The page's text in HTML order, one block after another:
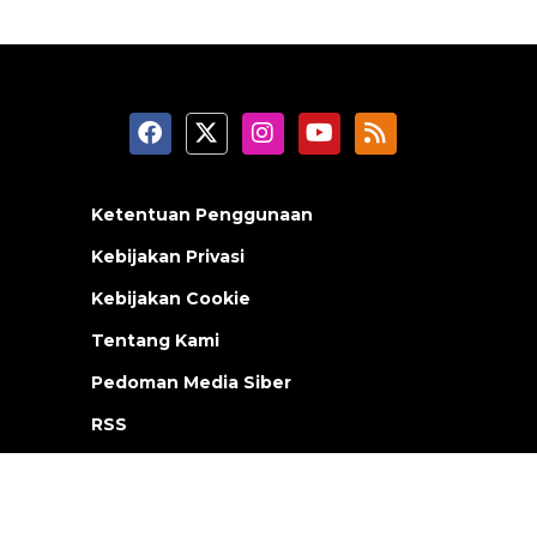
Ketentuan Penggunaan
Kebijakan Privasi
Kebijakan Cookie
Tentang Kami
Pedoman Media Siber
RSS